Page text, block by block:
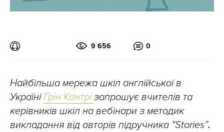
9 656 0
Найбільша мережа шкіл англійської в
УкраїніГрін Кантрізапрошує вчителів та
керівників шкіл на вебінари з методик
викладання від авторів підручника “Stories”.